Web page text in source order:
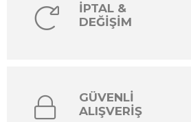
İPTAL &
DEĞİŞİM
GÜVENLİ
ALIŞVERİŞ